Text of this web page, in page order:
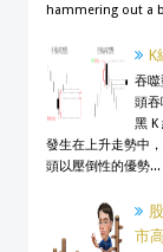
hammering out a
K
吞
頭吞
黑 K
發生在上升走勢中
頭以壓倒性的優勢...
市